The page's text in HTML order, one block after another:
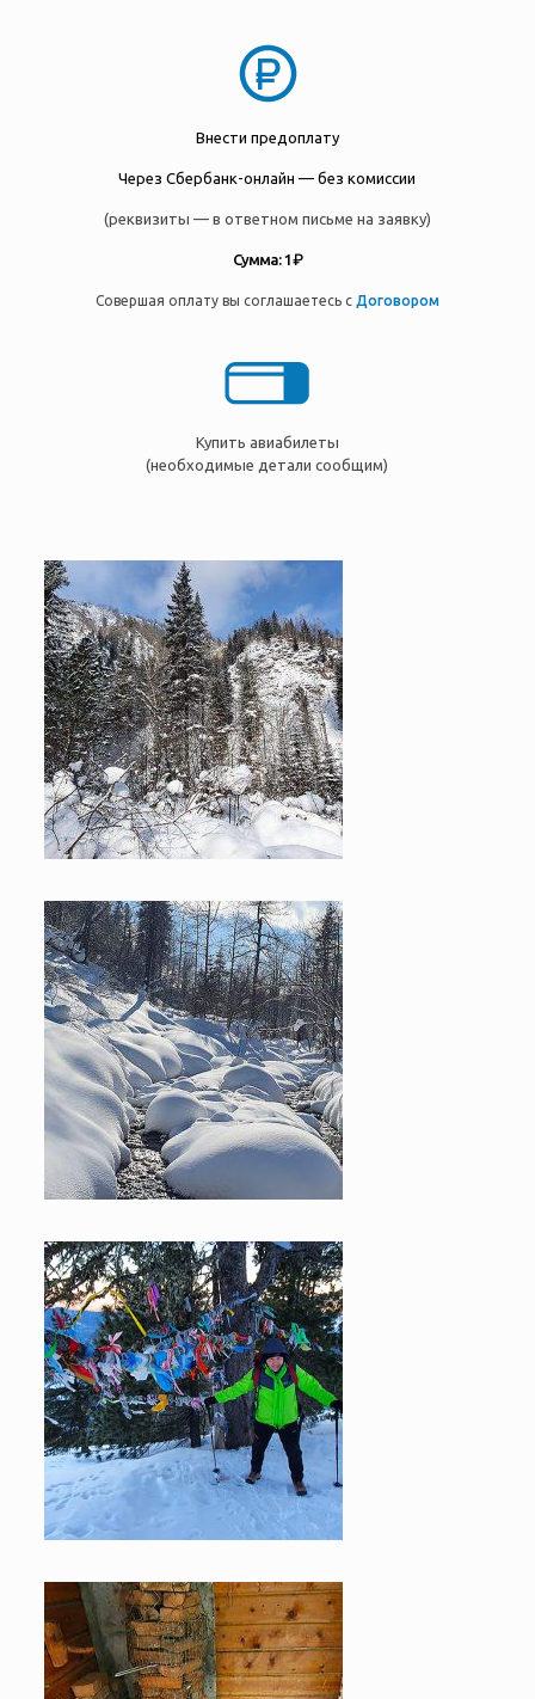
Внести предоплату
Через Сбербанк-онлайн — без комиссии
(реквизиты — в ответном письме на заявку)
Сумма: 1 ₽
Совершая оплату вы соглашаетесь с Договором
Купить авиабилеты
(необходимые детали сообщим)